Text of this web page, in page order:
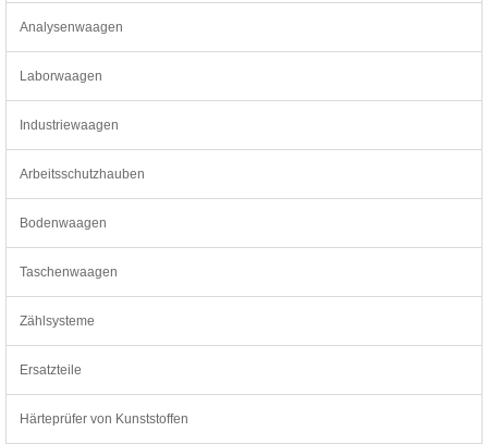
Analysenwaagen
Laborwaagen
Industriewaagen
Arbeitsschutzhauben
Bodenwaagen
Taschenwaagen
Zählsysteme
Ersatzteile
Härteprüfer von Kunststoffen